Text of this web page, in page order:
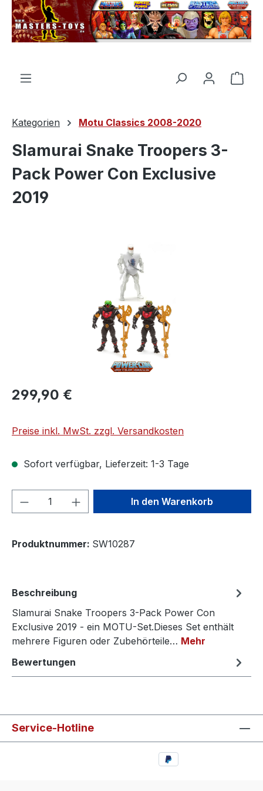
springen
Kategorien Motu Classics 2008-2020
Slamurai Snake Troopers 3-
Pack Power Con Exclusive
2019
Bildergalerie überspringen
299,90 €
Preise inkl. MwSt. zzgl. Versandkosten
Sofort verfügbar, Lieferzeit: 1-3 Tage
Produkt Anzahl: Gib denIn den Warenkorb
Produktnummer: SW10287
Beschreibung
Slamurai Snake Troopers 3-Pack Power Con
Exclusive 2019 - ein MOTU-Set.Dieses Set enthält
mehrere Figuren oder Zubehörteile… Mehr
Bewertungen
Service-Hotline